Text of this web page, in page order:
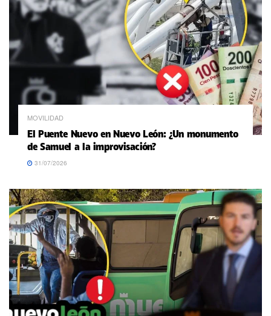
MOVILIDAD
El Puente Nuevo en Nuevo León: ¿Un monumento
de Samuel a la improvisación?
31/07/2026